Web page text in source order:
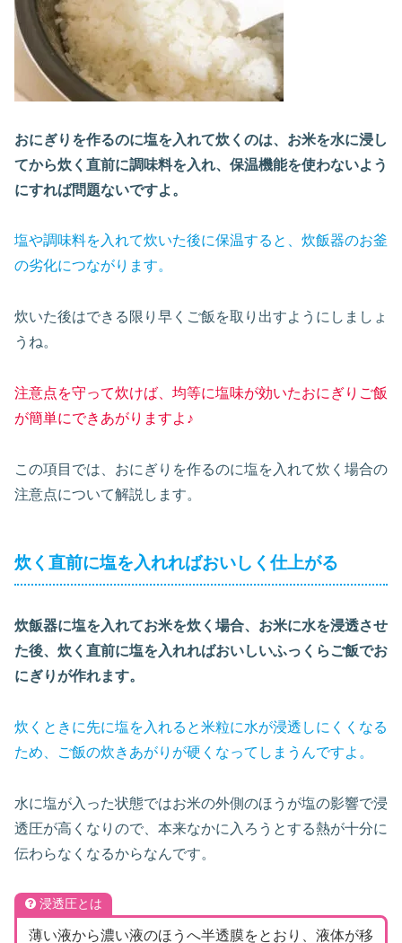
おにぎりを作るのに塩を入れて炊くのは、お米を水に浸し
てから炊く直前に調味料を入れ、保温機能を使わないよう
にすれば問題ないですよ。
塩や調味料を入れて炊いた後に保温すると、炊飯器のお釜
の劣化につながります。
炊いた後はできる限り早くご飯を取り出すようにしましょ
うね。
注意点を守って炊けば、均等に塩味が効いたおにぎりご飯
が簡単にできあがりますよ♪
この項目では、おにぎりを作るのに塩を入れて炊く場合の
注意点について解説します。
炊く直前に塩を入れればおいしく仕上がる
炊飯器に塩を入れてお米を炊く場合、お米に水を浸透させ
た後、炊く直前に塩を入れればおいしいふっくらご飯でお
にぎりが作れます。
炊くときに先に塩を入れると米粒に水が浸透しにくくなる
ため、ご飯の炊きあがりが硬くなってしまうんですよ。
水に塩が入った状態ではお米の外側のほうが塩の影響で浸
透圧が高くなりので、本来なかに入ろうとする熱が十分に
伝わらなくなるからなんです。
浸透圧とは
薄い液から濃い液のほうへ半透膜をとおり、液体が移